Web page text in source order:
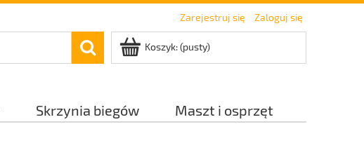
Zarejestruj się Zaloguj się
Koszyk:(pusty)
Skrzynia biegów
Maszt i osprzęt